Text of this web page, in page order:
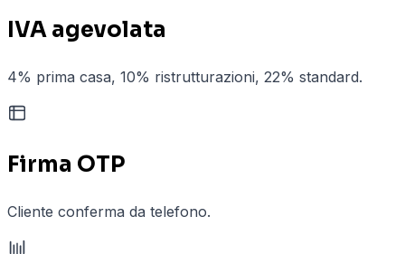
IVA agevolata
4% prima casa, 10% ristrutturazioni, 22% standard.
Firma OTP
Cliente conferma da telefono.